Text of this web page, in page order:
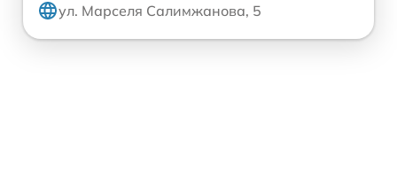
ул. Марселя Салимжанова, 5